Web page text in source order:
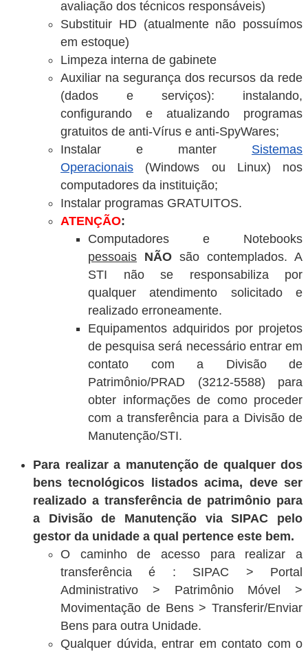
avaliação dos técnicos responsáveis)
Substituir HD (atualmente não possuímos
em estoque)
Limpeza interna de gabinete
Auxiliar na segurança dos recursos da rede
(dados e serviços): instalando,
configurando e atualizando programas
gratuitos de anti-Vírus e anti-SpyWares;
Instalar e manter Sistemas
Operacionais (Windows ou Linux) nos
computadores da instituição;
Instalar programas GRATUITOS.
ATENÇÃO:
Computadores e Notebooks
pessoais NÃO são contemplados. A
STI não se responsabiliza por
qualquer atendimento solicitado e
realizado erroneamente.
Equipamentos adquiridos por projetos
de pesquisa será necessário entrar em
contato com a Divisão de
Patrimônio/PRAD (3212-5588) para
obter informações de como proceder
com a transferência para a Divisão de
Manutenção/STI.
Para realizar a manutenção de qualquer dos
bens tecnológicos listados acima, deve ser
realizado a transferência de patrimônio para
a Divisão de Manutenção via SIPAC pelo
gestor da unidade a qual pertence este bem.
O caminho de acesso para realizar a
transferência é : SIPAC > Portal
Administrativo > Patrimônio Móvel >
Movimentação de Bens > Transferir/Enviar
Bens para outra Unidade.
Qualquer dúvida, entrar em contato com o